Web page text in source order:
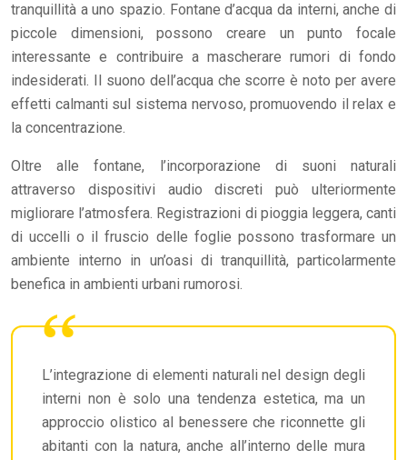
tranquillità a uno spazio. Fontane d’acqua da interni, anche di
piccole dimensioni, possono creare un punto focale
interessante e contribuire a mascherare rumori di fondo
indesiderati. Il suono dell’acqua che scorre è noto per avere
effetti calmanti sul sistema nervoso, promuovendo il relax e
la concentrazione.
Oltre alle fontane, l’incorporazione di suoni naturali
attraverso dispositivi audio discreti può ulteriormente
migliorare l’atmosfera. Registrazioni di pioggia leggera, canti
di uccelli o il fruscio delle foglie possono trasformare un
ambiente interno in un’oasi di tranquillità, particolarmente
benefica in ambienti urbani rumorosi.
L’integrazione di elementi naturali nel design degli
interni non è solo una tendenza estetica, ma un
approccio olistico al benessere che riconnette gli
abitanti con la natura, anche all’interno delle mura